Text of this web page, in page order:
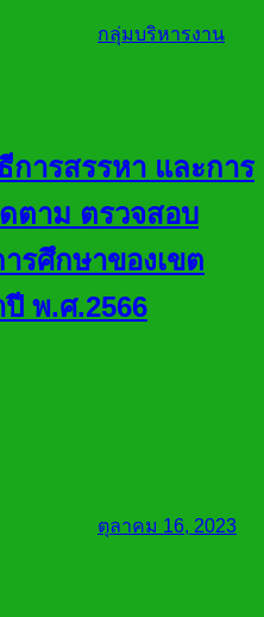
กลุ่มบริหารงาน
ารสรรหา และการ
ตาม ตรวจสอบ
รศึกษาของเขต
พ.ศ.2566
ตุลาคม 16, 2023